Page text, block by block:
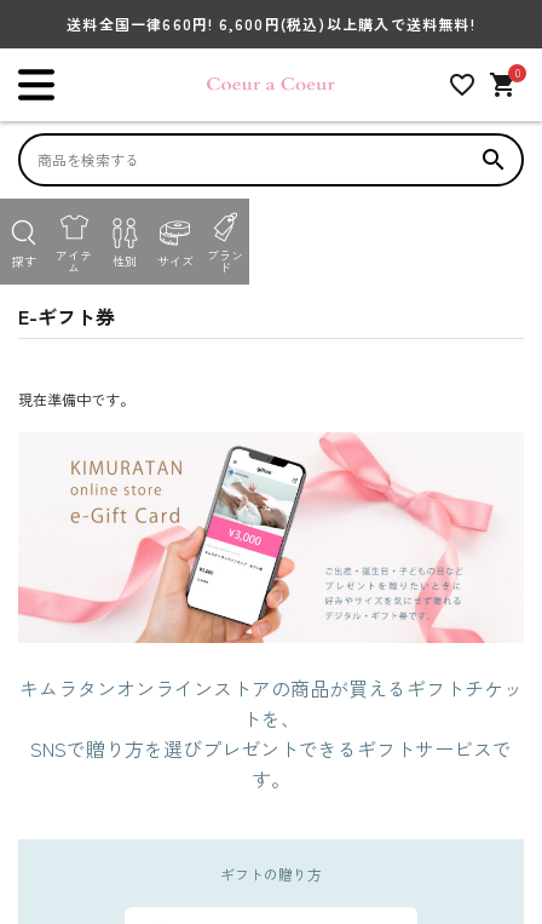
送料全国一律660円! 6,600円(税込)以上購入で送料無料!
favorite_outline 0
shopping_cart
search
探す アイテ
ム 性別 サイズ ブラン
ド
ACCOUNT MENU
ようこそ ゲスト 様
meeting_room ログイン
商品を絞り込んで検索する
アイテムから選ぶ
性別から選ぶ
サイズから選ぶ
ブランドから選ぶ
特集
お知らせ
性別
ブランド
サイズ
カラーから探す
在庫なし商品を表示しない
HOME E-ギフト券
E-ギフト券
現在準備中です。
キムラタンオンラインストアの商品が買えるギフトチケッ
トを、
SNSで贈り方を選びプレゼントできるギフトサービスで
す。
ギフトの贈り方